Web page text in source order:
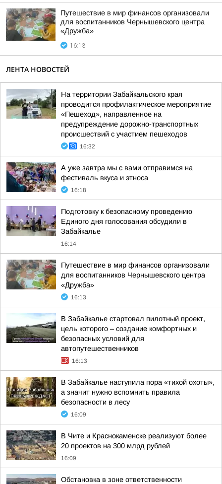
Путешествие в мир финансов организовали
для воспитанников Чернышевского центра
«Дружба»
16:13
ЛЕНТА НОВОСТЕЙ
На территории Забайкальского края
проводится профилактическое мероприятие
«Пешеход», направленное на
предупреждение дорожно-транспортных
происшествий с участием пешеходов
16:32
А уже завтра мы с вами отправимся на
фестиваль вкуса и этноса
16:18
Подготовку к безопасному проведению
Единого дня голосования обсудили в
Забайкалье
16:14
Путешествие в мир финансов организовали
для воспитанников Чернышевского центра
«Дружба»
16:13
В Забайкалье стартовал пилотный проект,
цель которого – создание комфортных и
безопасных условий для
автопутешественников
16:13
В Забайкалье наступила пора «тихой охоты»,
а значит нужно вспомнить правила
безопасности в лесу
16:09
В Чите и Краснокаменске реализуют более
20 проектов на 300 млрд рублей
16:09
Обстановка в зоне ответственности